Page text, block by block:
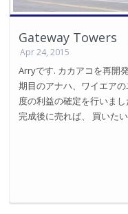
Gateway Towers
Apr 24, 2015
Arryです. カカアコを再開
期目のアナハ、ワイエア
度の利益の確定を行いま
完成後に売れば、 買いた